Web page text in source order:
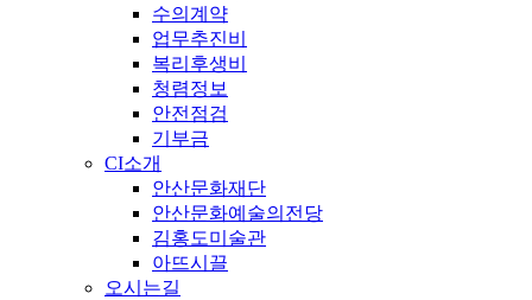
수의계약
업무추진비
복리후생비
청렴정보
안전점검
기부금
CI소개
안산문화재단
안산문화예술의전당
김홍도미술관
아뜨시끌
오시는길